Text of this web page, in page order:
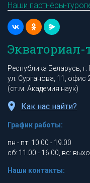
Наши партнёры-
Экваториал-
Республика Беларусь,
ул. Сурганова, 11, офис
(ст.м. Академия наук)
Как нас найти?
График работы:
пн - пт: 10.00 - 19.00
сб: 11.00 - 16.00, вс:
Наши контакты: